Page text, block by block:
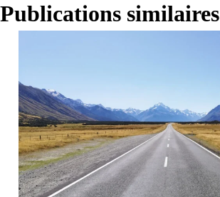
Publications similaires